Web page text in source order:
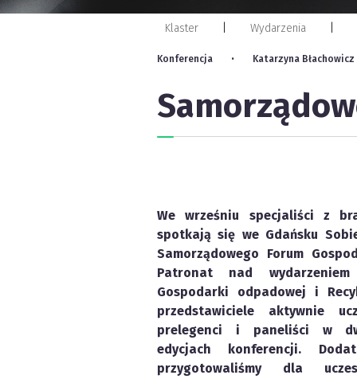
Klaster Wydarzenia
Konferencja Katarzyna Błachowicz
We wrześniu specjaliści z
spotkają się we Gdańsku
Samorządowego Forum
Patronat nad
Gospodarki odpadowej i
przedstawiciele aktywnie
prelegenci i paneliści w
edycjach konferencji.
przygotowaliśmy dla